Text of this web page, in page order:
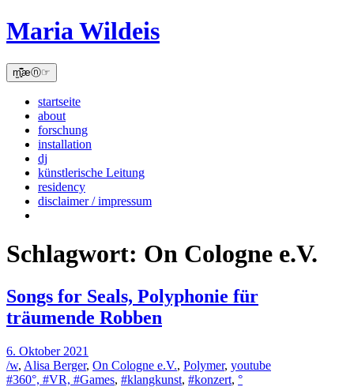
Skip
to
Maria Wildeis
m̫̻͆͊æⓝ☞
startseite
about
forschung
installation
dj
künstlerische Leitung
residency
disclaimer / impressum
Schlagwort: On Cologne e.V.
Songs for Seals, Polyphonie für
träumende Robben
6. Oktober 2021
/w, Alisa Berger, On Cologne e.V., Polymer, youtube
#360°, #VR, #Games, #klangkunst, #konzert, °